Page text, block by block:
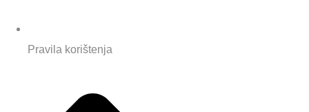
Pravila korištenja